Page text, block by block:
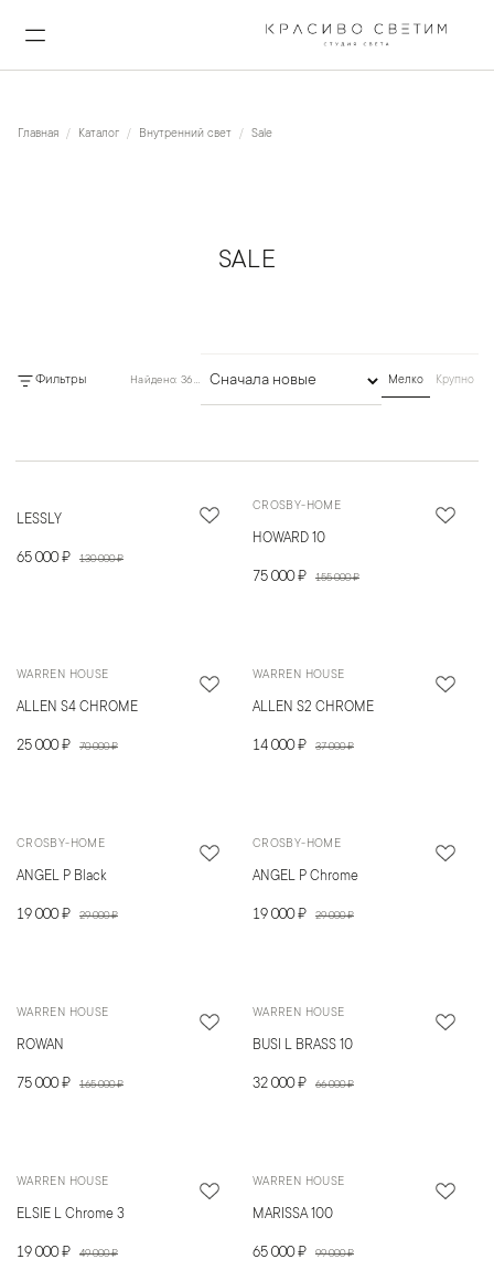
Главная Каталог Внутренний свет Sale
SALE
Фильтры Найдено: 369 товаров Мелко Крупно
LESSLY
65 000 ₽ 130 000 ₽
CROSBY-HOME
HOWARD 10
75 000 ₽ 155 000 ₽
WARREN HOUSE
ALLEN S4 CHROME
25 000 ₽ 70 000 ₽
WARREN HOUSE
ALLEN S2 CHROME
14 000 ₽ 37 000 ₽
CROSBY-HOME
ANGEL P Black
19 000 ₽ 29 000 ₽
CROSBY-HOME
ANGEL P Chrome
19 000 ₽ 29 000 ₽
WARREN HOUSE
ROWAN
75 000 ₽ 165 000 ₽
WARREN HOUSE
BUSI L BRASS 10
32 000 ₽ 66 000 ₽
WARREN HOUSE
ELSIE L Chrome 3
19 000 ₽ 49 000 ₽
WARREN HOUSE
MARISSA 100
65 000 ₽ 99 000 ₽